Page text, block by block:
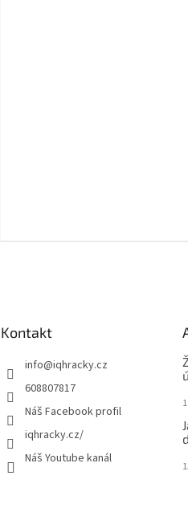
Kontakt
info@iqhracky.cz
608807817
Náš Facebook profil
iqhracky.cz/
Náš Youtube kanál